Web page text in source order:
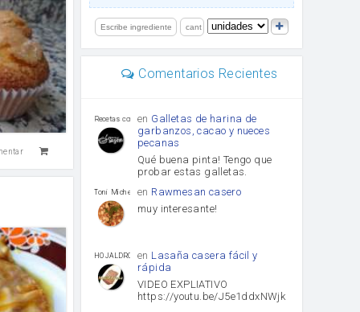
Comentarios Recientes
Recetas con sazon
en Galletas de harina de
garbanzos, cacao y nueces
pecanas
Qué buena pinta! Tengo que
probar estas galletas.
Toni Michel Caubet
en Rawmesan casero
muy interesante!
HOJALDROSA TV
en Lasaña casera fácil y
rápida
VIDEO EXPLIATIVO
https://youtu.be/J5e1ddxNWjk